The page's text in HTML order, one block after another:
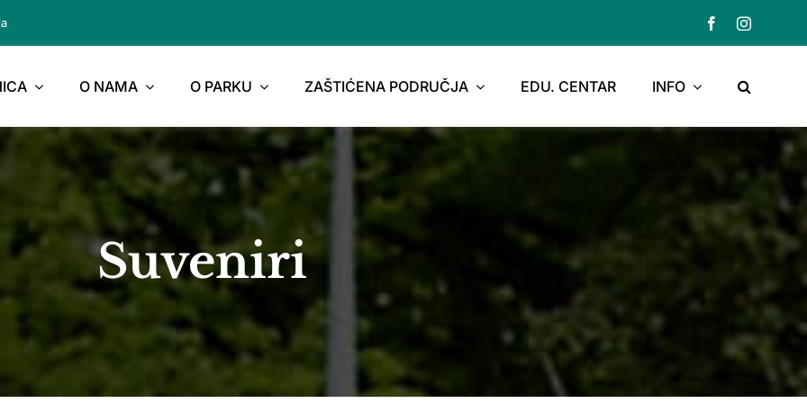
O NAMA O PARKU ZAŠTIĆENA PODRUČJA EDU. CENTAR INFO
Suveniri